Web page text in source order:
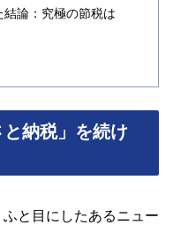
結論：究極の節税は
納税」を続け
と目にしたあるニュー